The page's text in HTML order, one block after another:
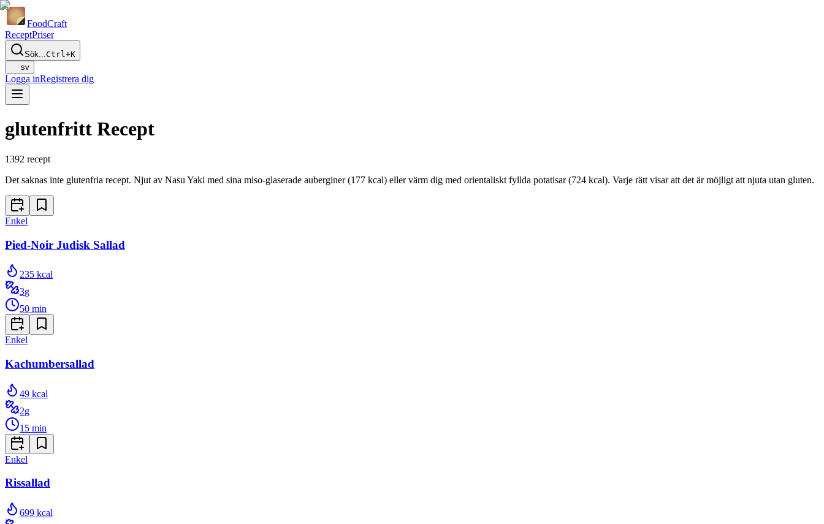
FoodCraft
ReceptPriser
Sök...Ctrl+K
sv
Logga inRegistrera dig
glutenfritt Recept
1392 recept
Det saknas inte glutenfria recept. Njut av Nasu Yaki med sina miso-glaserade auberginer (177 kcal) eller värm dig med orientaliskt fyllda potatisar (724 kcal). Varje rätt visar att det är möjligt att njuta utan gluten.
Enkel
Pied-Noir Judisk Sallad
235 kcal
3g
50 min
Enkel
Kachumbersallad
49 kcal
2g
15 min
Enkel
Rissallad
699 kcal